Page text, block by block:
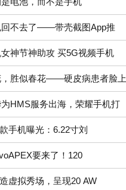
回不去了——带壳截图App推
神节神助攻 买5G视频手机
，胜似春花——硬皮病患者脸上
HMS服务出海，荣耀手机打
手机曝光：6.22寸刘
要来了！120
虚拟秀场，呈现20 AW